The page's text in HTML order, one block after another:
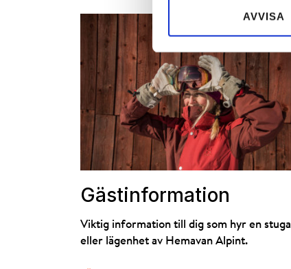
AVVISA
Gästinformation
Viktig information till dig som hyr en stuga
eller lägenhet av Hemavan Alpint.